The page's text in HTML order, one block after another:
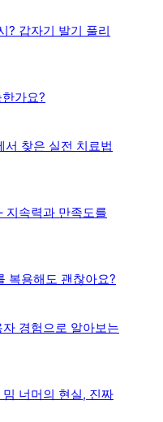
? 갑자기 발기 풀리
가요?
서 찾은 실전 치료법
지속력과 만족도를
복용해도 괜찮아요?
경험으로 알아보는
너머의 현실, 진짜